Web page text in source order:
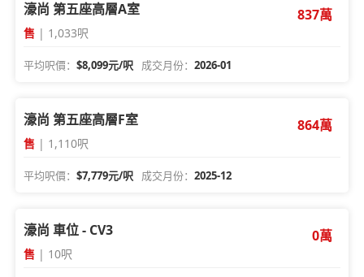
濠尚 第五座高層A室
售 | 1,033呎
837萬
平均呎價：$8,099元/呎 成交月份：2026-01
濠尚 第五座高層F室
售 | 1,110呎
864萬
平均呎價：$7,779元/呎 成交月份：2025-12
濠尚 車位 - CV3
售 | 10呎
0萬